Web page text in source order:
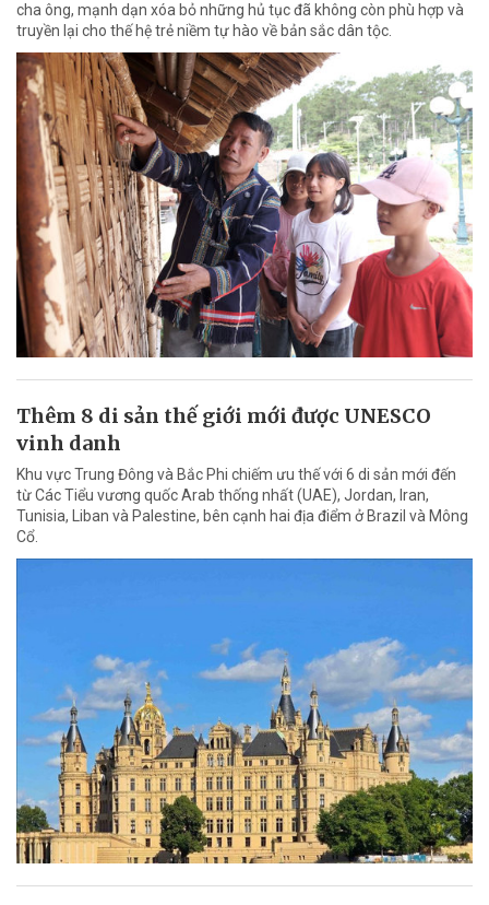
cha ông, mạnh dạn xóa bỏ những hủ tục đã không còn phù hợp và
truyền lại cho thế hệ trẻ niềm tự hào về bản sắc dân tộc.
Thêm 8 di sản thế giới mới được UNESCO
vinh danh
Khu vực Trung Đông và Bắc Phi chiếm ưu thế với 6 di sản mới đến
từ Các Tiểu vương quốc Arab thống nhất (UAE), Jordan, Iran,
Tunisia, Liban và Palestine, bên cạnh hai địa điểm ở Brazil và Mông
Cổ.